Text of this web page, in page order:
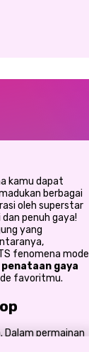
kamu dapat
berbagai
oleh superstar
penuh gaya!
yang
fenomena mode
penataan gaya
favoritmu.
Dalam permainan